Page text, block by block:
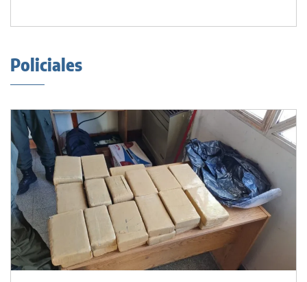
Policiales